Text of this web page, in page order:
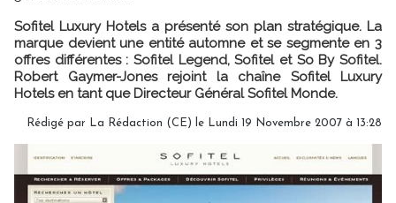
Sofitel Luxury Hotels a présenté son plan stratégique. La
marque devient une entité automne et se segmente en 3
offres différentes : Sofitel Legend, Sofitel et So By Sofitel.
Robert Gaymer-Jones rejoint la chaîne Sofitel Luxury
Hotels en tant que Directeur Général Sofitel Monde.
Rédigé par La Rédaction (CE) le Lundi 19 Novembre 2007 à 13:28